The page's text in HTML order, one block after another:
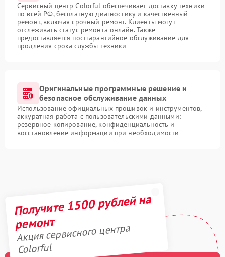
Сервисный центр Colorful обеспечивает доставку техники
по всей РФ, бесплатную диагностику и качественный
ремонт, включая срочный ремонт. Клиенты могут
отслеживать статус ремонта онлайн. Также
предоставляется постгарантийное обслуживание для
продления срока службы техники
Оригинальные программные решение и
безопасное обслуживание данных
Использование официальных прошивок и инструментов,
аккуратная работа с пользовательскими данными:
резервное копирование, конфиденциальность и
восстановление информации при необходимости
Получите 1500 рублей на
ремонт
Акция сервисного центра
Colorful